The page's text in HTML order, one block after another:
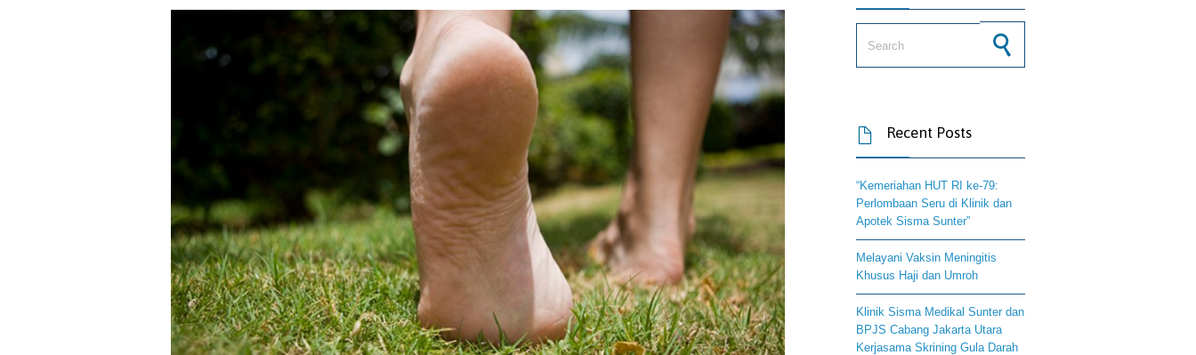
 Recent Posts
“Kemeriahan HUT RI ke-79:
Perlombaan Seru di Klinik dan
Apotek Sisma Sunter”
Melayani Vaksin Meningitis
Khusus Haji dan Umroh
Klinik Sisma Medikal Sunter dan
BPJS Cabang Jakarta Utara
Kerjasama Skrining Gula Darah